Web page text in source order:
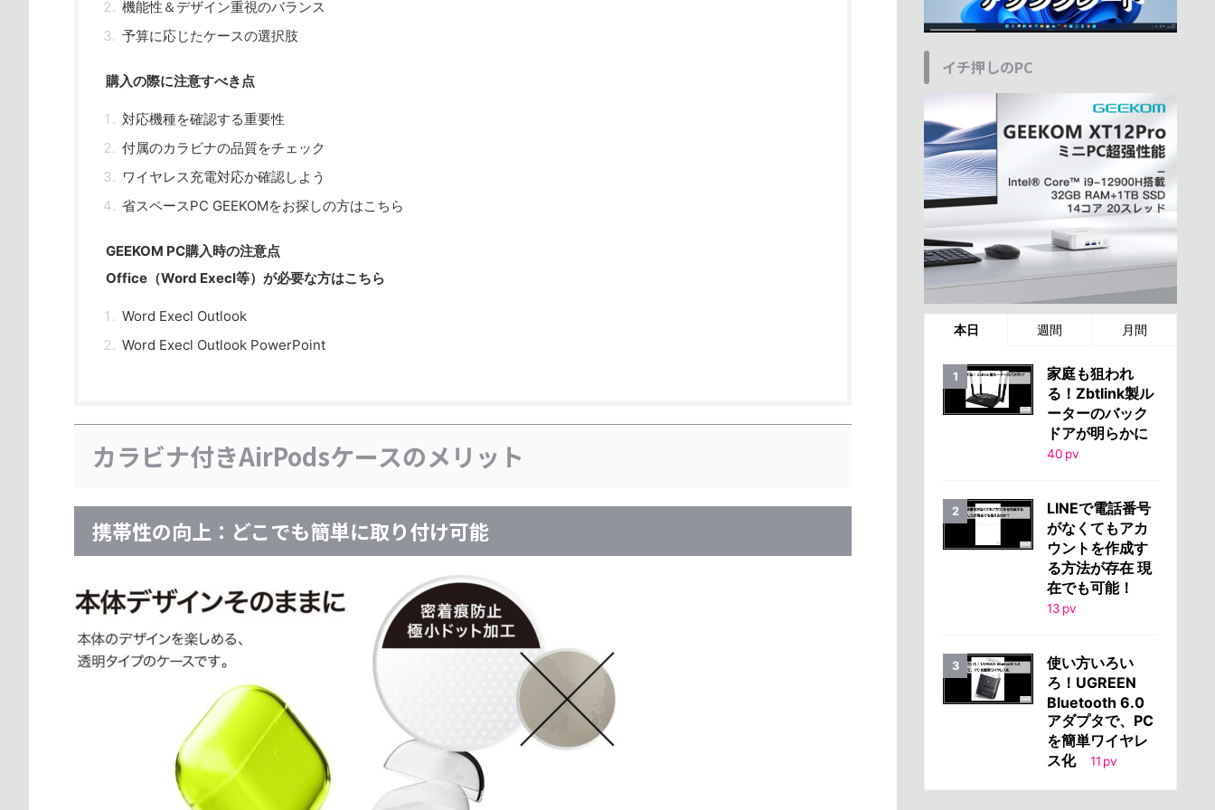
機能性＆デザイン重視のバランス
予算に応じたケースの選択肢
購入の際に注意すべき点
対応機種を確認する重要性
付属のカラビナの品質をチェック
ワイヤレス充電対応か確認しよう
省スペースPC GEEKOMをお探しの方はこちら
GEEKOM PC購入時の注意点
Office（Word Execl等）が必要な方はこちら
Word Execl Outlook
Word Execl Outlook PowerPoint
カラビナ付きAirPodsケースのメリット
携帯性の向上：どこでも簡単に取り付け可能
イチ押しのPC
本日 週間 月間
家庭も狙われ
る！Zbtlink製ル
ーターのバック
ドアが明らかに
40 pv
LINEで電話番号
がなくてもアカ
ウントを作成す
る方法が存在 現
在でも可能！
13 pv
使い方いろい
ろ！UGREEN
Bluetooth 6.0
アダプタで、PC
を簡単ワイヤレ
ス化
11 pv